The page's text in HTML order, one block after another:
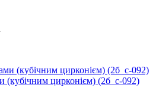
(кубічним цирконієм) (2б_с-092)